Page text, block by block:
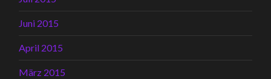
Juni 2015
April 2015
März 2015